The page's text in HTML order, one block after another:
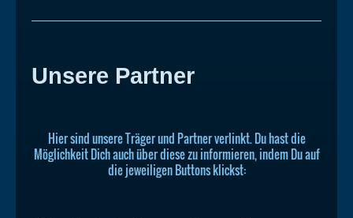
Unsere Partner
Hier sind unsere Träger und Partner verlinkt. Du hast die
Möglichkeit Dich auch über diese zu informieren, indem Du auf
die jeweiligen Buttons klickst: